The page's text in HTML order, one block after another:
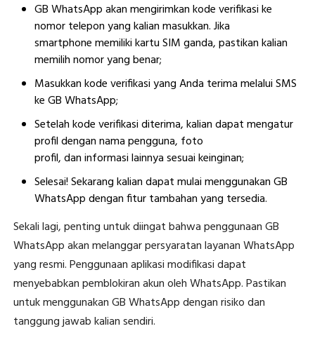
GB WhatsApp akan mengirimkan kode verifikasi ke
nomor telepon yang kalian masukkan. Jika
smartphone memiliki kartu SIM ganda, pastikan kalian
memilih nomor yang benar;
Masukkan kode verifikasi yang Anda terima melalui SMS
ke GB WhatsApp;
Setelah kode verifikasi diterima, kalian dapat mengatur
profil dengan nama pengguna, foto
profil, dan informasi lainnya sesuai keinginan;
Selesai! Sekarang kalian dapat mulai menggunakan GB
WhatsApp dengan fitur tambahan yang tersedia.
Sekali lagi, penting untuk diingat bahwa penggunaan GB
WhatsApp akan melanggar persyaratan layanan WhatsApp
yang resmi. Penggunaan aplikasi modifikasi dapat
menyebabkan pemblokiran akun oleh WhatsApp. Pastikan
untuk menggunakan GB WhatsApp dengan risiko dan
tanggung jawab kalian sendiri.